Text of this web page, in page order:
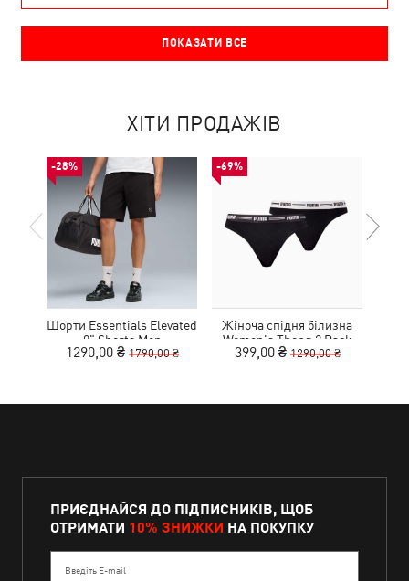
ПОКАЗАТИ ВСЕ
ХІТИ ПРОДАЖІВ
-28%
Шорти Essentials Elevated
9" Shorts Men
1290,00 ₴ 1790,00 ₴
-69%
Жіноча спідня білизна
Women's Thong 2 Pack
399,00 ₴ 1290,00 ₴
ПРИЄДНАЙСЯ ДО ПІДПИСНИКІВ, ЩОБ
ОТРИМАТИ 10% ЗНИЖКИ НА ПОКУПКУ
Введіть E-mail